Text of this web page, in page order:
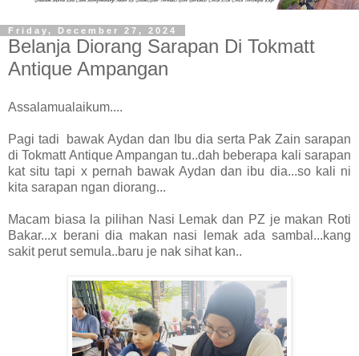
Friday, December 27, 2024
Belanja Diorang Sarapan Di Tokmatt
Antique Ampangan
Assalamualaikum....
Pagi tadi bawak Aydan dan Ibu dia serta Pak Zain sarapan
di Tokmatt Antique Ampangan tu..dah beberapa kali sarapan
kat situ tapi x pernah bawak Aydan dan ibu dia...so kali ni
kita sarapan ngan diorang...
Macam biasa la pilihan Nasi Lemak dan PZ je makan Roti
Bakar...x berani dia makan nasi lemak ada sambal...kang
sakit perut semula..baru je nak sihat kan..